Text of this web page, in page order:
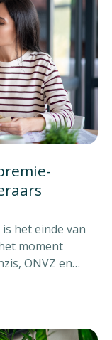
het einde van
moment
ONVZ en
een golf
Maar hoe